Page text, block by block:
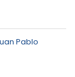
Pablo